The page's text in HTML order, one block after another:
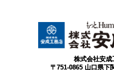
株式会社安成
〒751-0865 山口県下